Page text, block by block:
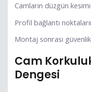
Camların düzgün
Profil bağlantı
Montaj sonrası
Cam
Dengesi